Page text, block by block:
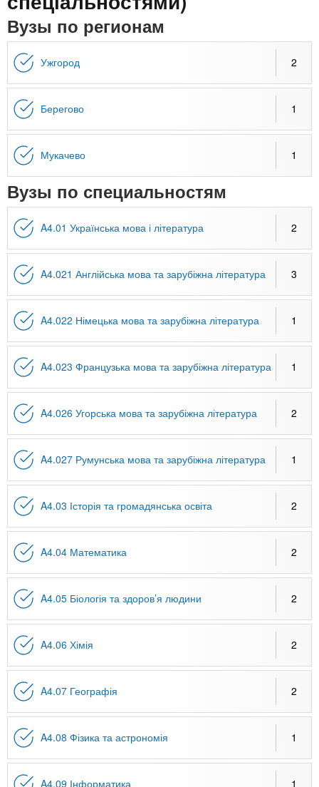
n
t
s
.
i
n
f
o
х
з
е
д
е
й
Онлайн курсы
За рубежом
Вузы по регионам
Ужгород 2
Берегово 1
Мукачево 1
Вузы по специальностям
A4.01 Українська мова і література 2
A4.021 Англійська мова та зарубіжна література 3
A4.022 Німецька мова та зарубіжна література 1
A4.023 Французька мова та зарубіжна література 1
A4.026 Угорська мова та зарубіжна література 2
A4.027 Румунська мова та зарубіжна література 1
A4.03 Історія та громадянська освіта 2
A4.04 Математика 2
A4.05 Біологія та здоров’я людини 2
A4.06 Хімія 2
A4.07 Географія 2
A4.08 Фізика та астрономія 1
A4.09 Інформатика 1